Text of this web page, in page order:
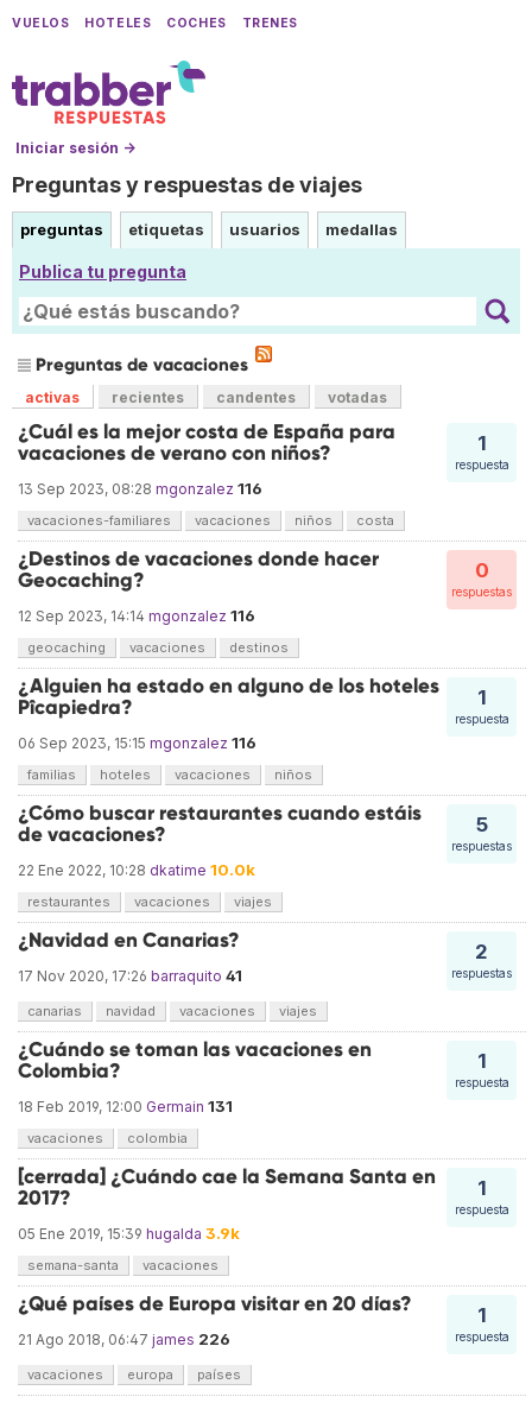
VUELOS HOTELES COCHES TRENES
Iniciar sesión →
Preguntas y respuestas de viajes
preguntas etiquetas usuarios medallas
Publica tu pregunta
Preguntas de vacaciones
activas recientes candentes votadas
1
respuesta
¿Cuál es la mejor costa de España para
vacaciones de verano con niños?
13 Sep 2023, 08:28 mgonzalez 116
vacaciones-familiares vacaciones niños costa
0
respuestas
¿Destinos de vacaciones donde hacer
Geocaching?
12 Sep 2023, 14:14 mgonzalez 116
geocaching vacaciones destinos
1
respuesta
¿Alguien ha estado en alguno de los hoteles
Pîcapiedra?
06 Sep 2023, 15:15 mgonzalez 116
familias hoteles vacaciones niños
5
respuestas
¿Cómo buscar restaurantes cuando estáis
de vacaciones?
22 Ene 2022, 10:28 dkatime 10.0k
restaurantes vacaciones viajes
2
respuestas
¿Navidad en Canarias?
17 Nov 2020, 17:26 barraquito 41
canarias navidad vacaciones viajes
1
respuesta
¿Cuándo se toman las vacaciones en
Colombia?
18 Feb 2019, 12:00 Germain 131
vacaciones colombia
1
respuesta
[cerrada] ¿Cuándo cae la Semana Santa en
2017?
05 Ene 2019, 15:39 hugalda 3.9k
semana-santa vacaciones
1
respuesta
¿Qué países de Europa visitar en 20 días?
21 Ago 2018, 06:47 james 226
vacaciones europa países